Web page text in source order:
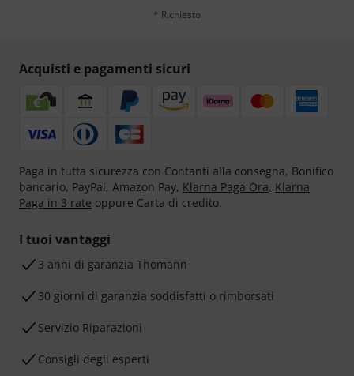
* Richiesto
Acquisti e pagamenti sicuri
Paga in tutta sicurezza con Contanti alla consegna, Bonifico
bancario, PayPal, Amazon Pay, Klarna Paga Ora, Klarna
Paga in 3 rate oppure Carta di credito.
I tuoi vantaggi
3 anni di garanzia Thomann
30 giorni di garanzia soddisfatti o rimborsati
Servizio Riparazioni
Consigli degli esperti